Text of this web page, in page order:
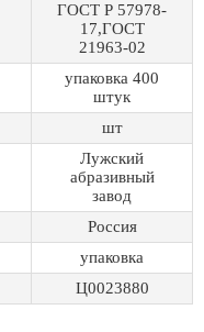
ГОСТ Р 57978-
17,ГОСТ
21963-02
упаковка 400
штук
шт
Лужский
абразивный
завод
Россия
упаковка
Ц0023880